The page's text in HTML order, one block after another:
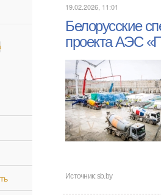
19.02.2026, 11:01
Белорусские
проекта АЭС
Источник:sb.by